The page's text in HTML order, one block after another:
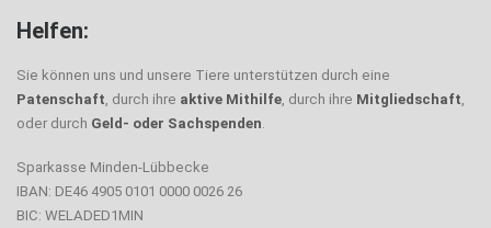
0 Kommentare 1 Minute
Helfen:
Sie können uns und unsere Tiere unterstützen durch eine
Patenschaft, durch ihre aktive Mithilfe, durch ihre Mitgliedschaft,
oder durch Geld- oder Sachspenden.
Sparkasse Minden-Lübbecke
IBAN: DE46 4905 0101 0000 0026 26
BIC: WELADED1MIN